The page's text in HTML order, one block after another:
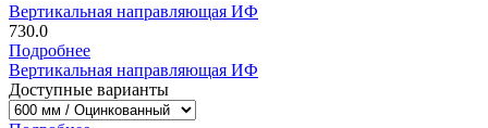
Вертикальная направляющая ИФ
730.0
Подробнее
Вертикальная направляющая ИФ
Доступные варианты